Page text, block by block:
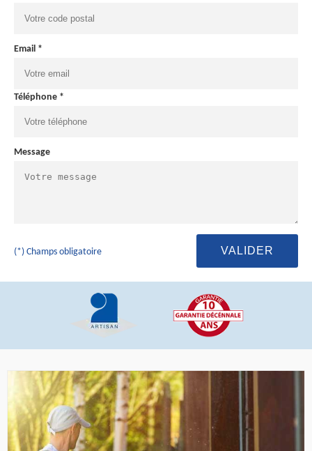
Email *
Téléphone *
Message
(*) Champs obligatoire